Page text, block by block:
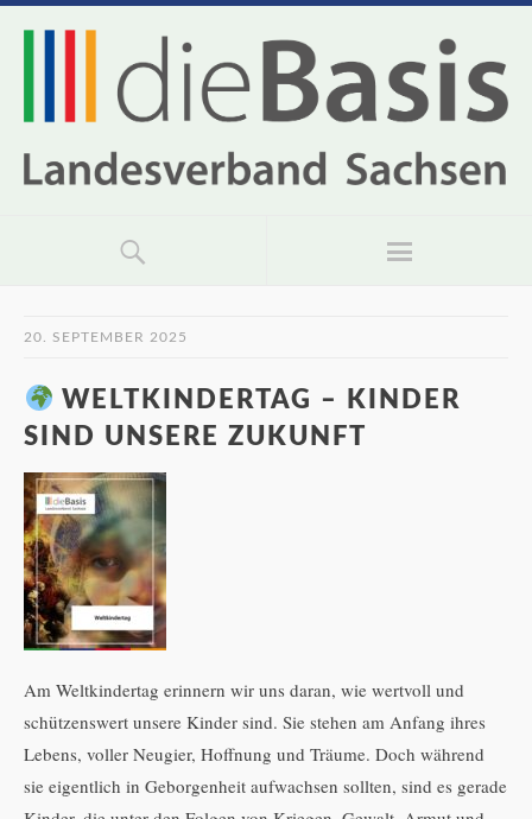
20. SEPTEMBER 2025
WELTKINDERTAG – KINDER
SIND UNSERE ZUKUNFT
Am Weltkindertag erinnern wir uns daran, wie wertvoll und
schützenswert unsere Kinder sind. Sie stehen am Anfang ihres
Lebens, voller Neugier, Hoffnung und Träume. Doch während
sie eigentlich in Geborgenheit aufwachsen sollten, sind es gerade